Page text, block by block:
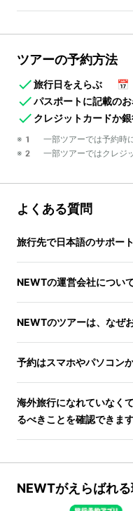
ツアーの予約方法
旅行日をえらぶ
📅
パスポートに記載の
クレジットカードか
※1 一部ツアーでは予約時に
※2 一部ツアーではクレジッ
よくある質問
旅行先で日本語のサポー
NEWTの運営会社につい
NEWTのツアーは、なぜ
予約はスマホやパソコン
海外旅行になれていなく
るべきことを確認できま
NEWTがえらばれ